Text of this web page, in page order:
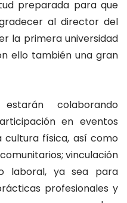
preparada para que
al director del
la primera universidad
ello también una gran
colaborando
en eventos
física, así como
vinculación
laboral, ya sea para
profesionales y